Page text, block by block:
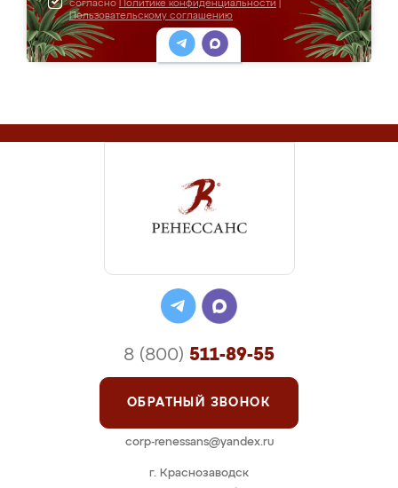
согласно Политике конфиденциальности
Пользовательскому соглашению
г. Краснозаводск
8 (800) 511-89-55
ОБРАТНЫЙ ЗВОНОК
corp-renessans@yandex.ru